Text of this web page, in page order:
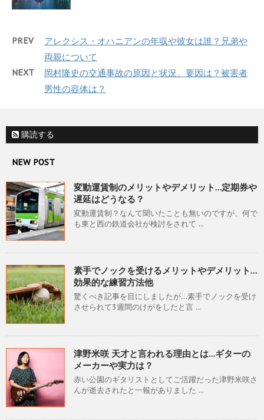
PREV
アレクシス・オハニアンの年収や彼女は誰？兄弟や
両親について
NEXT
岡村隆史の交通事故の原因と状況、要因は？被害者
男性の容体は？
購読する
NEW POST
変動運賃制のメリットやデメリット…定期券や
遅延はどうなる？
変動運賃制？なんて聞いたことも無いのですが、何で
も東と西の鉄道会社が検討をされて ...
素手でノックを受けるメリットやデメリット…
効果的な練習方法他
驚くべき記事を目にしましたが…素手でノックを受け
させられて3週間のけがをしたと言 ...
津野米咲 天才と言われる理由とは…ギターの
メーカーや実力は？
赤い公園のギタリストとしてご活躍だった津野米咲さ
んが逝去されたと一報がありました ...